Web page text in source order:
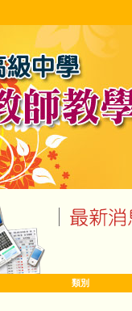
類別